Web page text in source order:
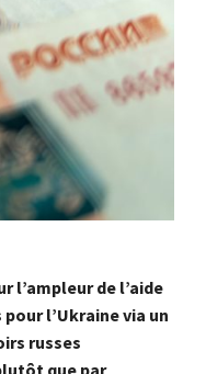
l’ampleur de l’aide
l’Ukraine via un
russes